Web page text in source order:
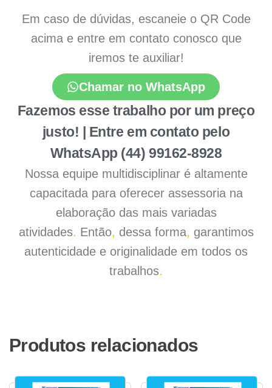
Em caso de dúvidas, escaneie o QR Code
acima e entre em contato conosco que
iremos te auxiliar!
Chamar no WhatsApp
Fazemos esse trabalho por um preço
justo! | Entre em contato pelo
WhatsApp (44) 99162-8928
Nossa equipe multidisciplinar é altamente
capacitada para oferecer assessoria na
elaboração das mais variadas
atividades. Então, dessa forma, garantimos
autenticidade e originalidade em todos os
trabalhos.
Produtos relacionados